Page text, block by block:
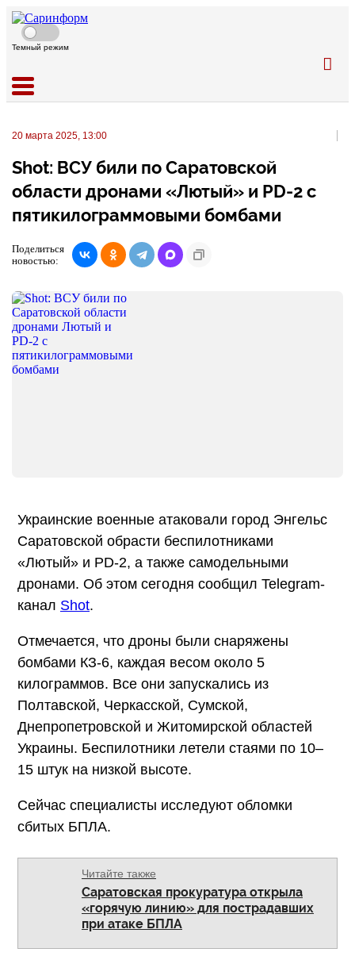
Темный режим
20 марта 2025, 13:00
Shot: ВСУ били по Саратовской
области дронами «Лютый» и PD-2 с
пятикилограммовыми бомбами
Поделиться
новостью:
Украинские военные атаковали город Энгельс
Саратовской обрасти беспилотниками
«Лютый» и PD-2, а также самодельными
дронами. Об этом сегодня сообщил Telegram-
канал Shot.
Отмечается, что дроны были снаряжены
бомбами КЗ-6, каждая весом около 5
килограммов. Все они запускались из
Полтавской, Черкасской, Сумской,
Днепропетровской и Житомирской областей
Украины. Беспилотники летели стаями по 10–
15 штук на низкой высоте.
Сейчас специалисты исследуют обломки
сбитых БПЛА.
Читайте также
Саратовская прокуратура открыла
«горячую линию» для пострадавших
при атаке БПЛА